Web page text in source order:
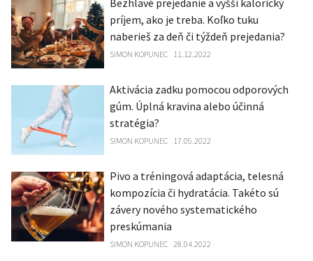
príjem, ako je treba. Koľko tuku
naberieš za deň či týždeň prejedania?
SIMON KOPUNEC 11.12.2022
Aktivácia zadku pomocou odporových
gúm. Úplná kravina alebo účinná
stratégia?
SIMON KOPUNEC 17.05.2022
Pivo a tréningová adaptácia, telesná
kompozícia či hydratácia. Takéto sú
závery nového systematického
preskúmania
SIMON KOPUNEC 28.04.2022